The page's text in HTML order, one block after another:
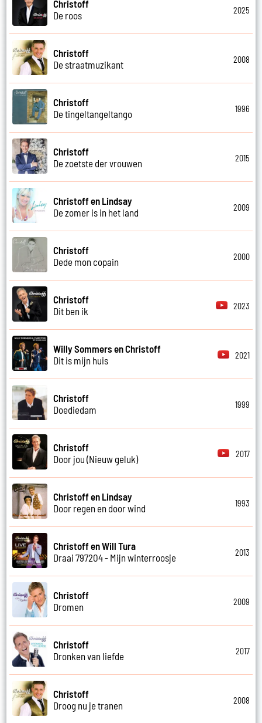
Christoff
De roos
2025
Christoff
De straatmuzikant
2008
Christoff
De tingeltangeltango
1996
Christoff
De zoetste der vrouwen
2015
Christoff en Lindsay
De zomer is in het land
2009
Christoff
Dede mon copain
2000
Christoff
Dit ben ik
2023
Willy Sommers en Christoff
Dit is mijn huis
2021
Christoff
Doediedam
1999
Christoff
Door jou (Nieuw geluk)
2017
Christoff en Lindsay
Door regen en door wind
1993
Christoff en Will Tura
Draai 797204 - Mijn winterroosje
2013
Christoff
Dromen
2009
Christoff
Dronken van liefde
2017
Christoff
Droog nu je tranen
2008